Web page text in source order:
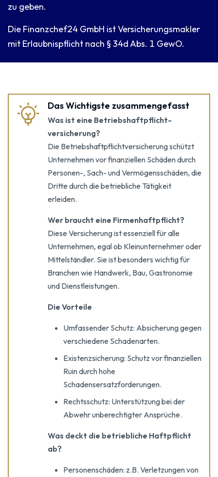
zu geben.
Die Finanzchef24 GmbH ist Versicherungsmakler
mit Erlaubnispflicht nach § 34d Abs. 1 GewO.
Das Wichtigste zusammengefasst
Was ist eine Betriebshaftpflicht­
versicherung?
Die Betriebshaftpflichtversicherung schützt
Unternehmen vor finanziellen Schäden durch
Personen-, Sach- und Vermögensschäden, die
Dritte durch die betriebliche Tätigkeit
erleiden.
Wer braucht eine Firmenhaftpflicht?
Diese Versicherung ist essenziell für alle
Unternehmen, egal ob Kleinunternehmer oder
Mittelständler. Sie ist besonders wichtig für
Branchen wie Handwerk, Bau, Gastronomie
und Dienstleistungen.
Die Vorteile
Umfassender Schutz: Absicherung gegen
verschiedene Schadenarten.
Existenzsicherung: Schutz vor finanziellen
Ruin durch hohe
Schadensersatzforderungen.
Rechtsschutz: Unterstützung bei der
Abwehr unberechtigter Ansprüche.
Was deckt die betriebliche Haftpflicht
ab?
Personenschäden: z.B. Verletzungen von